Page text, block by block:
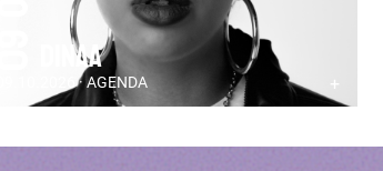
Dinaa
09.10.2026 · AGENDA +